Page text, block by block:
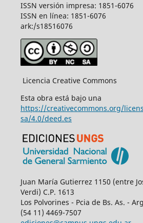
ISSN versión impresa: 1851-6076
ISSN en línea: 1851-6076
ark:/s18516076
Licencia Creative Commons
Esta obra está bajo una
https://creativecommons.org/
sa/4.0/deed.es
Juan María Gutierrez 1150 (entre
Verdi) C.P. 1613
Los Polvorines - Pcia de Bs. As. -
(54 11) 4469-7507